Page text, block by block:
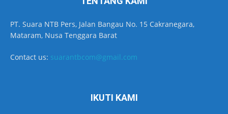
PT. Suara NTB Pers, Jalan Bangau No. 15 Cakranegara,
Mataram, Nusa Tenggara Barat
Contact us: suarantbcom@gmail.com
IKUTI KAMI